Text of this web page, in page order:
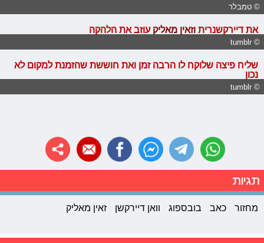
© טמבלר
את דיירקשנריתוזאין מאליק עוזב את הלהקה
© tumblr
שליח פיצה שלוקח לו הרבה זמן ואת חוששת שהזמנת למקום לא
נכון
© tumblr
תגיות
מחזור כאב בובספוג וואן דיירקשן זאין מאליק